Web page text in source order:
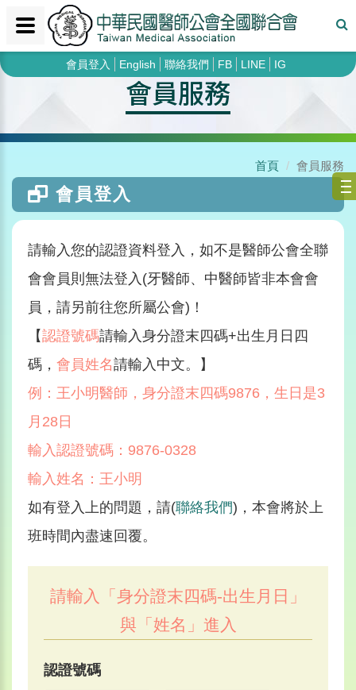
會員登入 English 聯絡我們 FB LINE IG
會員服務
首頁 會員服務
會員登入
請輸入您的認證資料登入，如不是醫師公會全聯
會會員則無法登入(牙醫師、中醫師皆非本會會
員，請另前往您所屬公會)！
【認證號碼請輸入身分證末四碼+出生月日四
碼， 會員姓名請輸入中文。】
例：王小明醫師，身分證末四碼9876，生日是3
月28日
輸入認證號碼：9876-0328
輸入姓名：王小明
如有登入上的問題，請(聯絡我們)，本會將於上
班時間內盡速回覆。
請輸入「身分證末四碼-出生月日」
與「姓名」進入
認證號碼